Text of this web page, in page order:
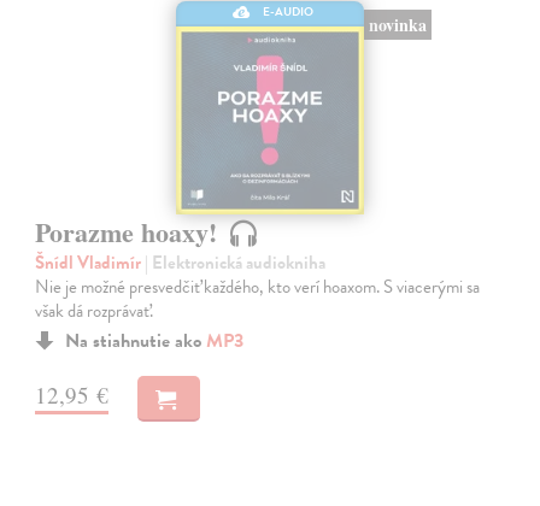
E-AUDIO
novinka
Porazme hoaxy!
Šnídl Vladimír| Elektronická audiokniha
Nie je možné presvedčiť každého, kto verí hoaxom. S viacerými sa
však dá rozprávať.
Na stiahnutie ako MP3
12,95 €